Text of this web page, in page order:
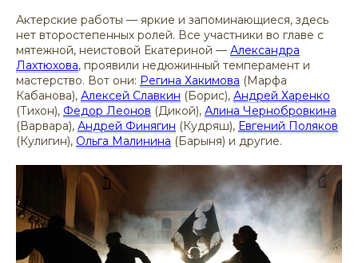
Актерские работы — яркие и запоминающиеся, здесь
нет второстепенных ролей. Все участники во главе с
мятежной, неистовой Екатериной — Александра
Лахтюхова, проявили недюжинный темперамент и
мастерство. Вот они: Регина Хакимова (Марфа
Кабанова), Алексей Славкин (Борис), Андрей Харенко
(Тихон), Федор Леонов (Дикой), Алина Чернобровкина
(Варвара), Андрей Финягин (Кудряш), Евгений Поляков
(Кулигин), Ольга Малинина (Барыня) и другие.